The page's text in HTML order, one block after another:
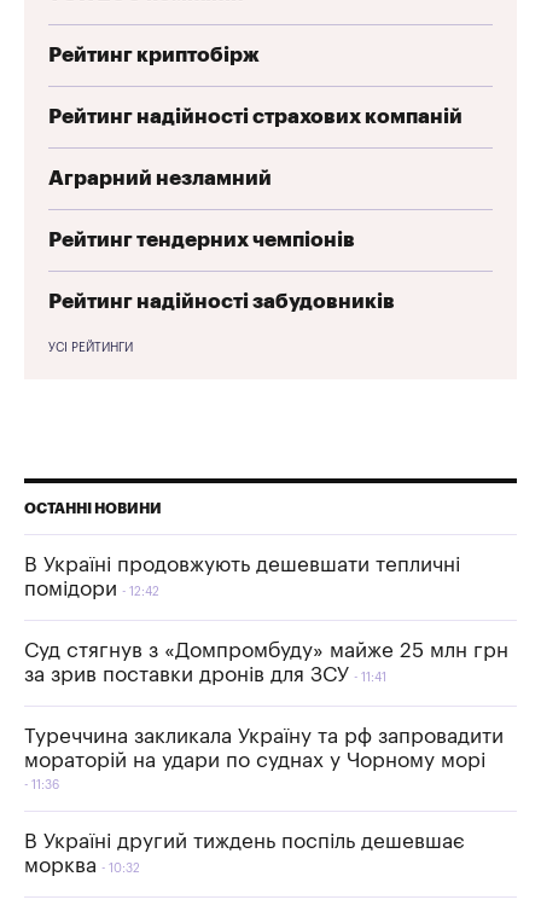
Рейтинг криптобірж
Рейтинг надійності страхових компаній
Аграрний незламний
Рейтинг тендерних чемпіонів
Рейтинг надійності забудовників
УСІ РЕЙТИНГИ
ОСТАННІ НОВИНИ
В Україні продовжують дешевшати тепличні
помідори
12:42
Суд стягнув з «Домпромбуду» майже 25 млн грн
за зрив поставки дронів для ЗСУ
11:41
Туреччина закликала Україну та рф запровадити
мораторій на удари по суднах у Чорному морі
11:36
В Україні другий тиждень поспіль дешевшає
морква
10:32